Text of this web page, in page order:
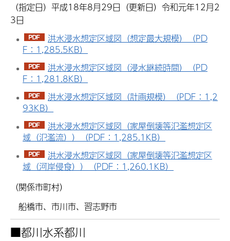
（指定日）平成18年8月29日（更新日）令和元年12月2
3日
洪水浸水想定区域図（想定最大規模）（PD
F：1,285.5KB）
洪水浸水想定区域図（浸水継続時間）（PD
F：1,281.8KB）
洪水浸水想定区域図（計画規模）（PDF：1,2
93KB）
洪水浸水想定区域図（家屋倒壊等氾濫想定区
域（氾濫流））（PDF：1,285.1KB）
洪水浸水想定区域図（家屋倒壊等氾濫想定区
域（河岸侵食））（PDF：1,260.1KB）
（関係市町村）
船橋市、市川市、習志野市
■都川水系都川